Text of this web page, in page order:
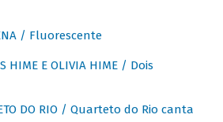
/ Fluorescente
HIME E OLIVIA HIME / Dois
DO RIO / Quarteto do Rio canta